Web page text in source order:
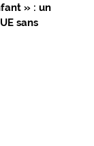
» : un
sans